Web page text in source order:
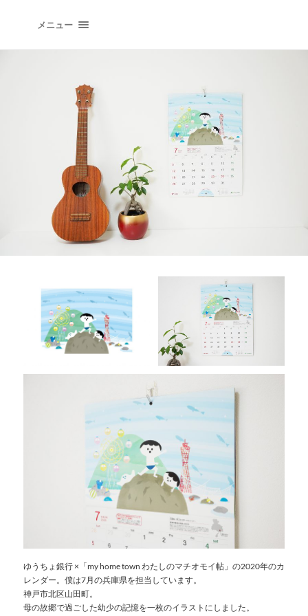
メニュー
ゆうちょ銀行 ×「my home town わたしのマチオモイ帖」の2020年のカ
レンダー。僕は7月の兵庫県を担当しています。
神戸市北区山田町。
母の故郷で過ごした幼少の記憶を一枚のイラストにしました。